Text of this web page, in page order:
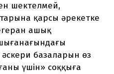
шектелмей,
қарсы әрекетке
ашық
базаларын өз
үшін» соққыға